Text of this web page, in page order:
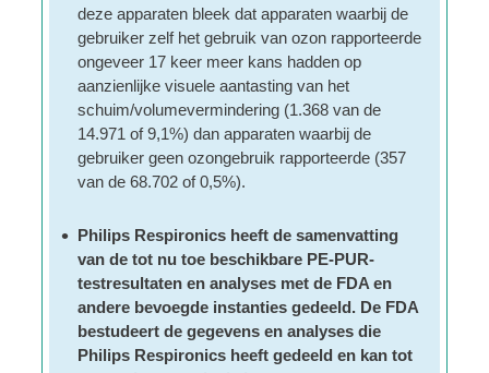
deze apparaten bleek dat apparaten waarbij de
gebruiker zelf het gebruik van ozon rapporteerde
ongeveer 17 keer meer kans hadden op
aanzienlijke visuele aantasting van het
schuim/volumevermindering (1.368 van de
14.971 of 9,1%) dan apparaten waarbij de
gebruiker geen ozongebruik rapporteerde (357
van de 68.702 of 0,5%).
Philips Respironics heeft de samenvatting
van de tot nu toe beschikbare PE-PUR-
testresultaten en analyses met de FDA en
andere bevoegde instanties gedeeld. De FDA
bestudeert de gegevens en analyses die
Philips Respironics heeft gedeeld en kan tot